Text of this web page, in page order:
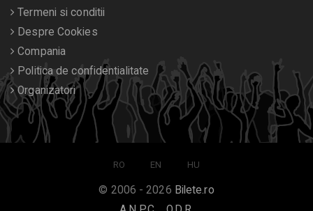
Termeni si conditii
Despre Cookies
Compania
Politica de confidentialitate
Organizatori
RO EN HU
© 2006 - 2026 Bilete.ro